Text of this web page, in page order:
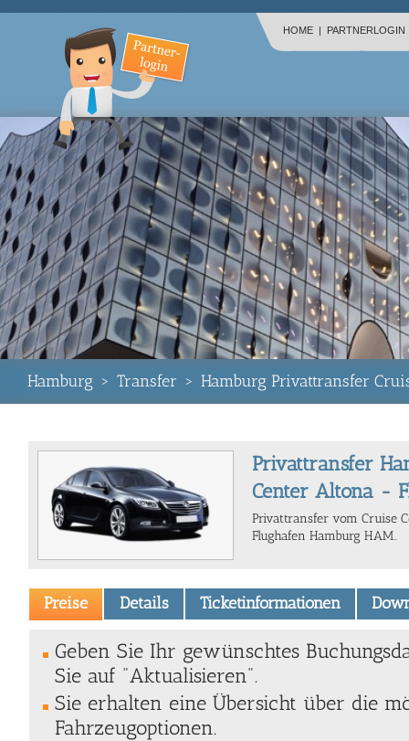
HOME | PARTNERLOGIN
Hamburg > Transfer > Hamburg Privattransfer
Privattransfer
Center Altona -
Privattransfer vom Cruise
Flughafen Hamburg HAM..
Preise Details Ticketinformationen
Geben Sie Ihr gewünschtes
Sie auf "Aktualisieren".
Sie erhalten eine Übersicht über die
Fahrzeugoptionen.